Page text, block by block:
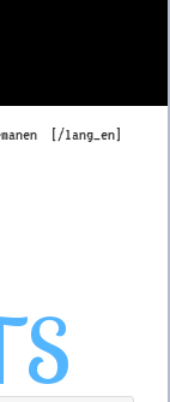
[/lang_en]